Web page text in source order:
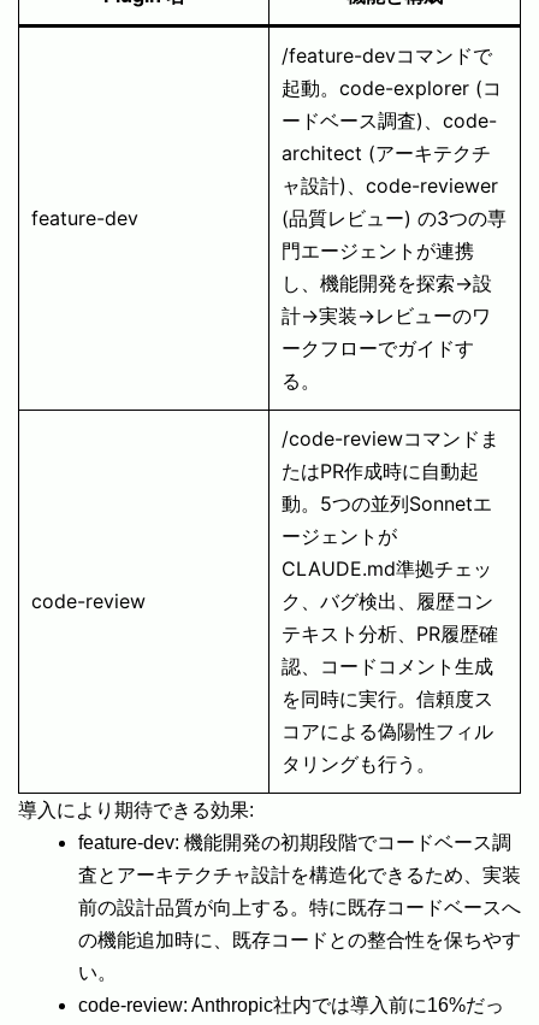
feature-dev
/feature-devコマンドで
起動。code-explorer (コ
ードベース調査)、code-
architect (アーキテクチ
ャ設計)、code-reviewer
(品質レビュー) の3つの専
門エージェントが連携
し、機能開発を探索→設
計→実装→レビューのワ
ークフローでガイドす
る。
code-review
/code-reviewコマンドま
たはPR作成時に自動起
動。5つの並列Sonnetエ
ージェントが
CLAUDE.md準拠チェッ
ク、バグ検出、履歴コン
テキスト分析、PR履歴確
認、コードコメント生成
を同時に実行。信頼度ス
コアによる偽陽性フィル
タリングも行う。
導入により期待できる効果:
feature-dev: 機能開発の初期段階でコードベース調
査とアーキテクチャ設計を構造化できるため、実装
前の設計品質が向上する。特に既存コードベースへ
の機能追加時に、既存コードとの整合性を保ちやす
い。
code-review: Anthropic社内では導入前に16%だっ